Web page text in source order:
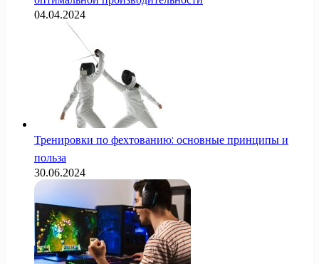
04.04.2024
Тренировки по фехтованию: основные принципы и
польза
30.06.2024